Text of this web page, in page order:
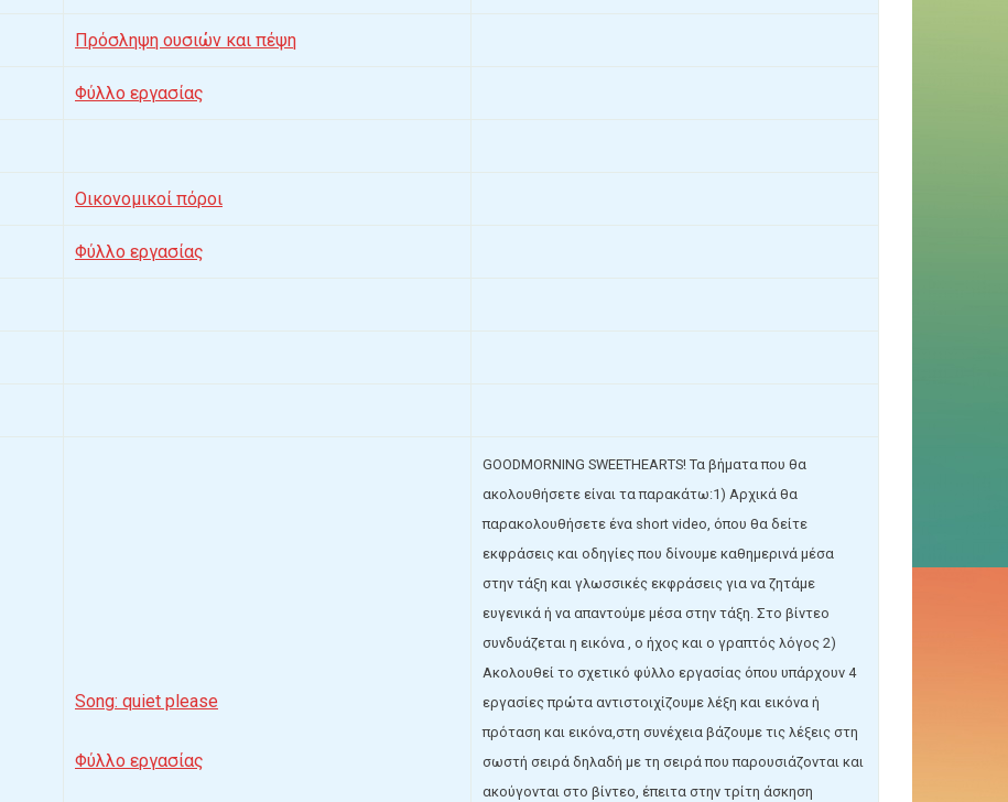
Πρόσληψη ουσιών και πέψη
Φύλλο εργασίας
Οικονομικοί πόροι
Φύλλο εργασίας
Song: quiet please
Φύλλο εργασίας
GOODMORNING SWEETHEARTS! Τα βήματα που θα
ακολουθήσετε είναι τα παρακάτω:1) Αρχικά θα
παρακολουθήσετε ένα short video, όπου θα δείτε
εκφράσεις και οδηγίες που δίνουμε καθημερινά μέσα
στην τάξη και γλωσσικές εκφράσεις για να ζητάμε
ευγενικά ή να απαντούμε μέσα στην τάξη. Στο βίντεο
συνδυάζεται η εικόνα , o ήχος και ο γραπτός λόγος 2)
Ακολουθεί το σχετικό φύλλο εργασίας όπου υπάρχουν 4
εργασίες πρώτα αντιστοιχίζουμε λέξη και εικόνα ή
πρόταση και εικόνα,στη συνέχεια βάζουμε τις λέξεις στη
σωστή σειρά δηλαδή με τη σειρά που παρουσιάζονται και
ακούγονται στο βίντεο, έπειτα στην τρίτη άσκηση